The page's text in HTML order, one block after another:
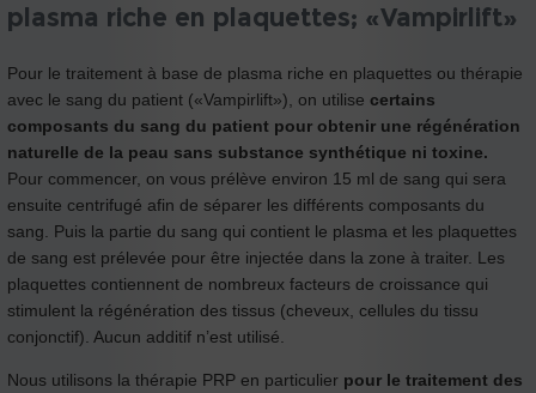
plasma riche en plaquettes; «Vampirlift»
Pour le traitement à base de plasma riche en plaquettes ou thérapie
avec le sang du patient («Vampirlift»), on utilise certains
composants du sang du patient pour obtenir une régénération
naturelle de la peau sans substance synthétique ni toxine.
Pour commencer, on vous prélève environ 15 ml de sang qui sera
ensuite centrifugé afin de séparer les différents composants du
sang. Puis la partie du sang qui contient le plasma et les plaquettes
de sang est prélevée pour être injectée dans la zone à traiter. Les
plaquettes contiennent de nombreux facteurs de croissance qui
stimulent la régénération des tissus (cheveux, cellules du tissu
conjonctif). Aucun additif n’est utilisé.
Nous utilisons la thérapie PRP en particulier pour le traitement des